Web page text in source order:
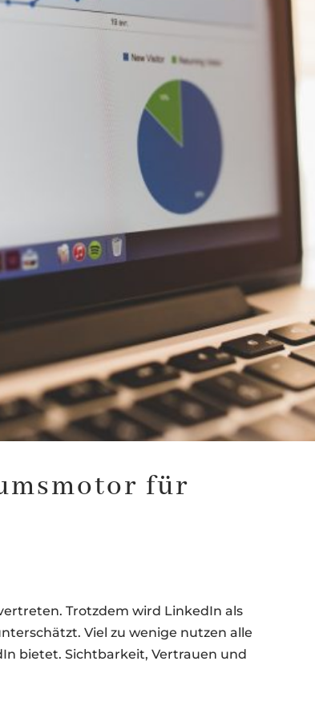
für
Trotzdem wird LinkedIn als
Viel zu wenige nutzen alle
bietet. Sichtbarkeit, Vertrauen und